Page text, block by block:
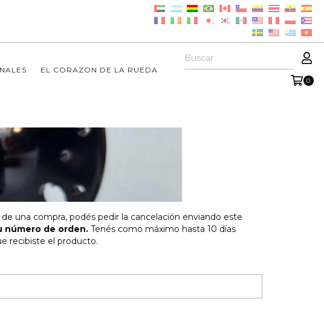
EL CORAZON DE LA RUEDA
0
una compra, podés pedir la cancelación enviando este
número de orden.Tenés como máximo hasta 10 días
recibiste el producto.